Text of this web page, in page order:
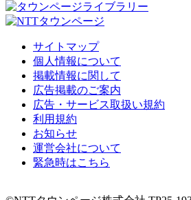
サイトマップ
個人情報について
掲載情報に関して
広告掲載のご案内
広告・サービス取扱い規約
利用規約
お知らせ
運営会社について
緊急時はこちら